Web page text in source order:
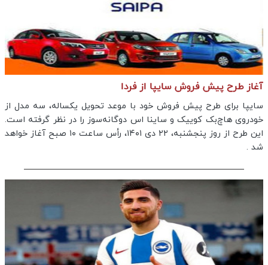
آغاز طرح پیش فروش سایپا از فردا
سایپا برای طرح پیش‌ فروش خود با موعد تحویل یکساله، سه مدل از
خودروی هاچ‌بک کوییک و ساینا اس دوگانه‌سوز را در نظر گرفته است.
این طرح از روز پنجشنبه، ۲۲ دی ۱۴۰۱، رأس ساعت ۱۰ صبح آغاز خواهد
شد .